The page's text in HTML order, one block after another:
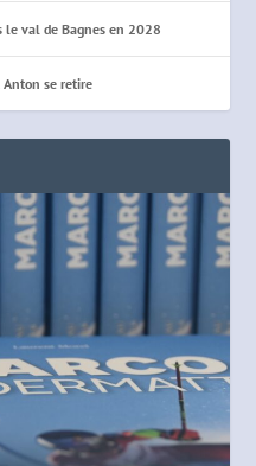
le val de Bagnes en 2028
Anton se retire